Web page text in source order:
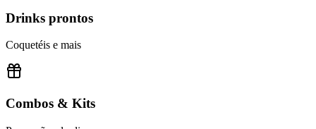
Drinks prontos
Coquetéis e mais
Combos & Kits